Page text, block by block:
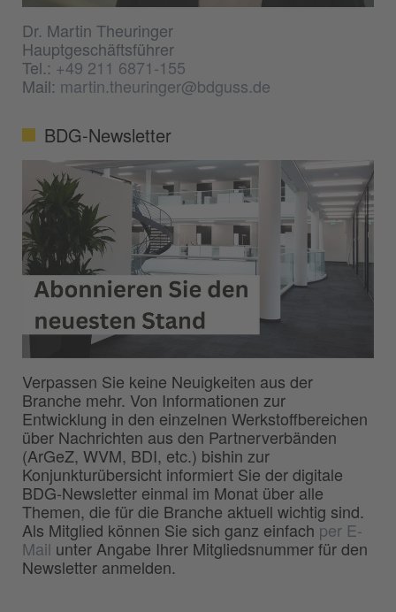
Dr. Martin Theuringer
Hauptgeschäftsführer
Tel.:+49 211 6871-155
Mail: martin.theuringer@bdguss.de
BDG-Newsletter
Verpassen Sie keine Neuigkeiten aus der
Branche mehr. Von Informationen zur
Entwicklung in den einzelnen Werkstoffbereichen
über Nachrichten aus den Partnerverbänden
(ArGeZ, WVM, BDI, etc.) bishin zur
Konjunkturübersicht informiert Sie der digitale
BDG-Newsletter einmal im Monat über alle
Themen, die für die Branche aktuell wichtig sind.
Als Mitglied können Sie sich ganz einfach per E-
Mail unter Angabe Ihrer Mitgliedsnummer für den
Newsletter anmelden.